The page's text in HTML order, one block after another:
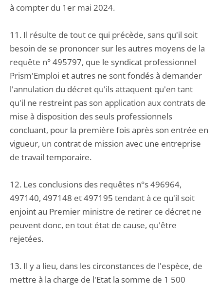
à compter du 1er mai 2024.
11. Il résulte de tout ce qui précède, sans qu'il soit
besoin de se prononcer sur les autres moyens de la
requête n° 495797, que le syndicat professionnel
Prism'Emploi et autres ne sont fondés à demander
l'annulation du décret qu'ils attaquent qu'en tant
qu'il ne restreint pas son application aux contrats de
mise à disposition des seuls professionnels
concluant, pour la première fois après son entrée en
vigueur, un contrat de mission avec une entreprise
de travail temporaire.
12. Les conclusions des requêtes n°s 496964,
497140, 497148 et 497195 tendant à ce qu'il soit
enjoint au Premier ministre de retirer ce décret ne
peuvent donc, en tout état de cause, qu'être
rejetées.
13. Il y a lieu, dans les circonstances de l'espèce, de
mettre à la charge de l'Etat la somme de 1 500